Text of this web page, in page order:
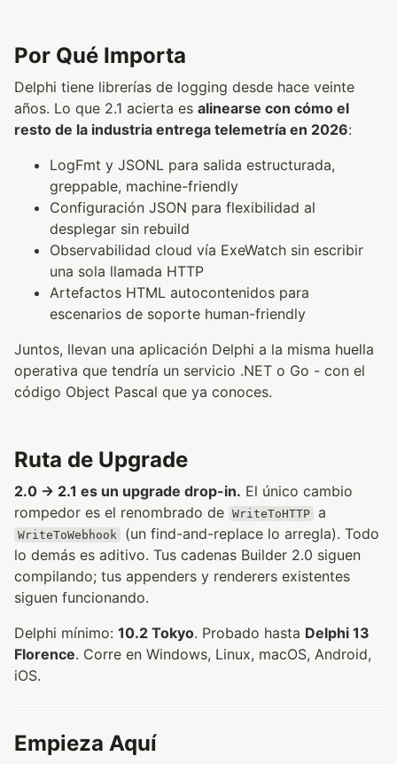
Por Qué Importa
Delphi tiene librerías de logging desde hace veinte
años. Lo que 2.1 acierta es alinearse con cómo el
resto de la industria entrega telemetría en 2026:
LogFmt y JSONL para salida estructurada,
greppable, machine-friendly
Configuración JSON para flexibilidad al
desplegar sin rebuild
Observabilidad cloud vía ExeWatch sin escribir
una sola llamada HTTP
Artefactos HTML autocontenidos para
escenarios de soporte human-friendly
Juntos, llevan una aplicación Delphi a la misma huella
operativa que tendría un servicio .NET o Go - con el
código Object Pascal que ya conoces.
Ruta de Upgrade
2.0 → 2.1 es un upgrade drop-in. El único cambio
rompedor es el renombrado de WriteToHTTP a
WriteToWebhook
(un find-and-replace lo arregla). Todo
lo demás es aditivo. Tus cadenas Builder 2.0 siguen
compilando; tus appenders y renderers existentes
siguen funcionando.
Delphi mínimo: 10.2 Tokyo. Probado hasta Delphi 13
Florence. Corre en Windows, Linux, macOS, Android,
iOS.
Empieza Aquí